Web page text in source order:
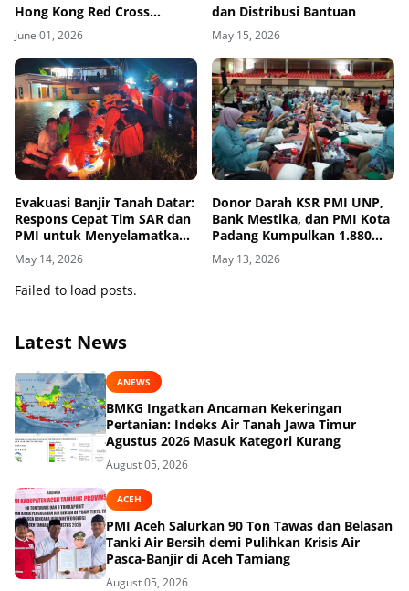
Hong Kong Red Cross
Hidupkan Asa Pendidikan
Anak Pesisir Selatan
June 01, 2026
dan Distribusi Bantuan
May 15, 2026
Evakuasi Banjir Tanah Datar:
Respons Cepat Tim SAR dan
PMI untuk Menyelamatkan
Jiwa dan Mendukung
Pemulihan
May 14, 2026
Donor Darah KSR PMI UNP,
Bank Mestika, dan PMI Kota
Padang Kumpulkan 1.880
Kantong
May 13, 2026
Failed to load posts.
Latest News
ANEWS
BMKG Ingatkan Ancaman Kekeringan
Pertanian: Indeks Air Tanah Jawa Timur
Agustus 2026 Masuk Kategori Kurang
August 05, 2026
ACEH
PMI Aceh Salurkan 90 Ton Tawas dan Belasan
Tanki Air Bersih demi Pulihkan Krisis Air
Pasca-Banjir di Aceh Tamiang
August 05, 2026